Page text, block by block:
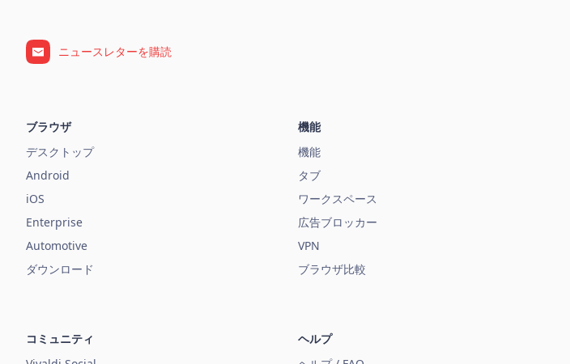
ニュースレターを購読
ブラウザ
デスクトップ
Android
iOS
Enterprise
Automotive
ダウンロード
機能
機能
タブ
ワークスペース
広告ブロッカー
VPN
ブラウザ比較
コミュニティ
ヘルプ